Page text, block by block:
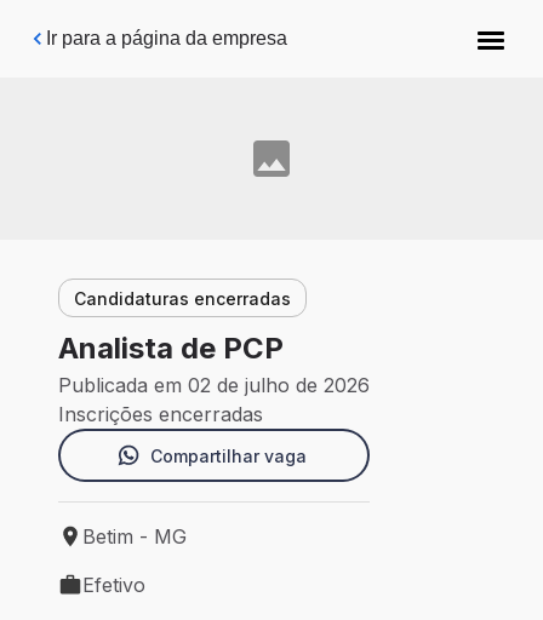
Pular para o conteúdo principal
Ir para a página da empresa
Candidaturas encerradas
Analista de PCP
Publicada em 02 de julho de 2026
Inscrições encerradas
Compartilhar vaga
Local de trabalho: Betim - MG
Betim - MG
Tipo de vaga: Efetivo
Efetivo